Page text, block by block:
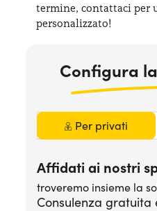
Serve assistenza?
termine, contattaci per
personalizzato!
Configura
Per privati
Affidati ai nostri
troveremo insieme la
Consulenza gratuita